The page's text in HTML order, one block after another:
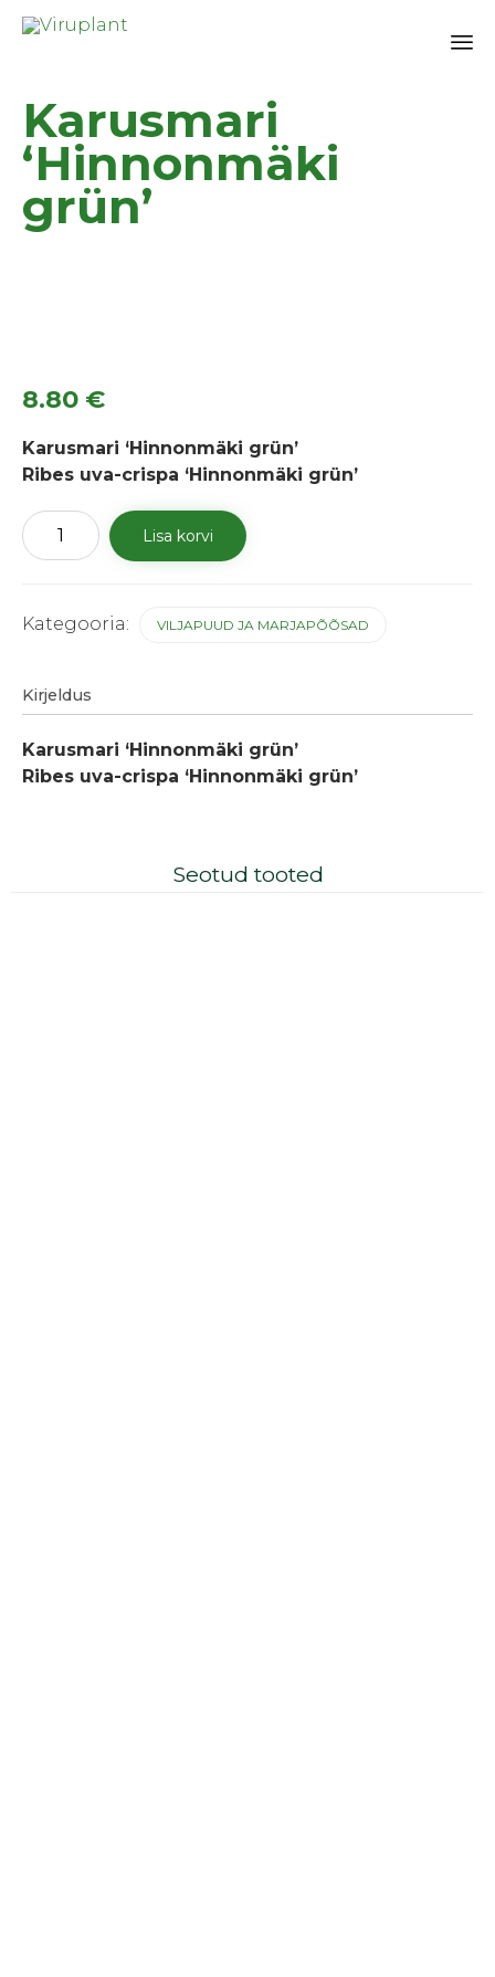
Karusmari
‘Hinnonmäki
grün’
8.80 €
Karusmari ‘Hinnonmäki grün’
Ribes uva-crispa ‘Hinnonmäki grün’
Karusmari
'Hinnonmäki
grün'
Lisa korvi
Kategooria: VILJAPUUD JA MARJAPÕÕSAD
Kirjeldus
Karusmari ‘Hinnonmäki grün’
Ribes uva-crispa ‘Hinnonmäki grün’
Seotud tooted